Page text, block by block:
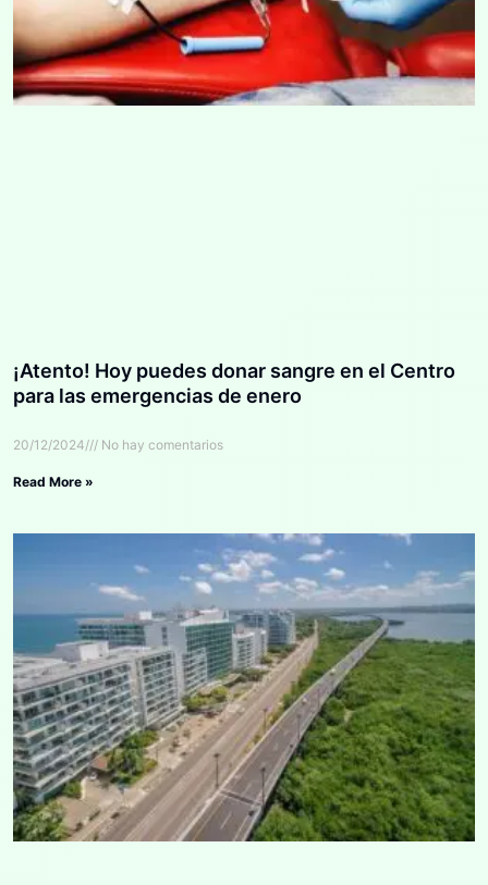
¡Atento! Hoy puedes donar sangre en el Centro
para las emergencias de enero
20/12/2024 No hay comentarios
Read More »